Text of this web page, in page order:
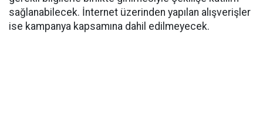
sağlanabilecek. İnternet üzerinden yapılan alışverişler
ise kampanya kapsamına dahil edilmeyecek.